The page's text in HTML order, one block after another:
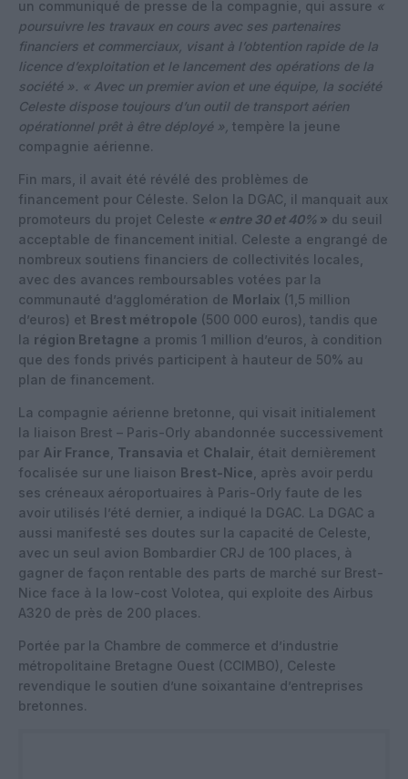
un communiqué de presse de la compagnie, qui assure «
poursuivre les travaux en cours avec ses partenaires
financiers et commerciaux, visant à l’obtention rapide de la
licence d’exploitation et le lancement des opérations de la
société ». « Avec un premier avion et une équipe, la société
Celeste dispose toujours d’un outil de transport aérien
opérationnel prêt à être déployé », tempère la jeune
compagnie aérienne.
Fin mars, il avait été révélé des problèmes de
financement pour Céleste. Selon la DGAC, il manquait aux
promoteurs du projet Celeste « entre 30 et 40% » du seuil
acceptable de financement initial. Celeste a engrangé de
nombreux soutiens financiers de collectivités locales,
avec des avances remboursables votées par la
communauté d’agglomération de Morlaix (1,5 million
d’euros) et Brest métropole (500 000 euros), tandis que
la région Bretagne a promis 1 million d’euros, à condition
que des fonds privés participent à hauteur de 50% au
plan de financement.
La compagnie aérienne bretonne, qui visait initialement
la liaison Brest – Paris-Orly abandonnée successivement
par Air France Transavia et Chalair , était dernièrement
focalisée sur une liaison Brest-Nice , après avoir perdu
ses créneaux aéroportuaires à Paris-Orly faute de les
avoir utilisés l’été dernier, a indiqué la DGAC. La DGAC a
aussi manifesté ses doutes sur la capacité de Celeste,
avec un seul avion Bombardier CRJ de 100 places, à
gagner de façon rentable des parts de marché sur Brest-
Nice face à la low-cost Volotea, qui exploite des Airbus
A320 de près de 200 places.
Portée par la Chambre de commerce et d’industrie
métropolitaine Bretagne Ouest (CCIMBO), Celeste
revendique le soutien d’une soixantaine d’entreprises
bretonnes.